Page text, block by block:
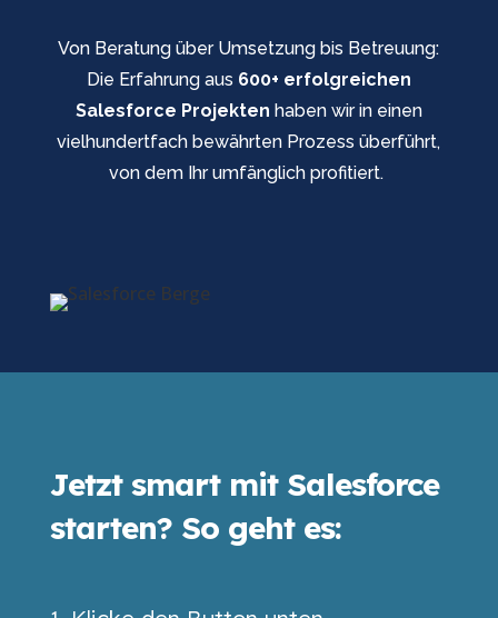
Von Beratung über Umsetzung bis Betreuung:
Die Erfahrung aus 600+ erfolgreichen
Salesforce Projekten haben wir in einen
vielhundertfach bewährten Prozess überführt,
von dem Ihr umfänglich profitiert.
Jetzt smart mit Salesforce
starten? So geht es: